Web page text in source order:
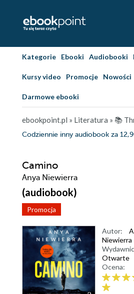
Kategorie Ebooki Audiobooki
Kursy video Promocje Nowości
Darmowe ebooki
ebookpoint.pl » Literatura » 📚
Codziennie inny audiobook za
Camino
Anya Niewierra
(audiobook)
Promocja
Autor:
Niewierra
Otwarte
Ocena: